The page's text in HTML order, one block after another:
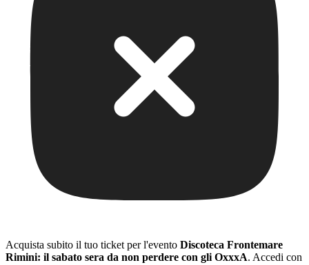
Acquista subito il tuo ticket per l'evento Discoteca Frontemare
Rimini: il sabato sera da non perdere con gli OxxxA. Accedi con